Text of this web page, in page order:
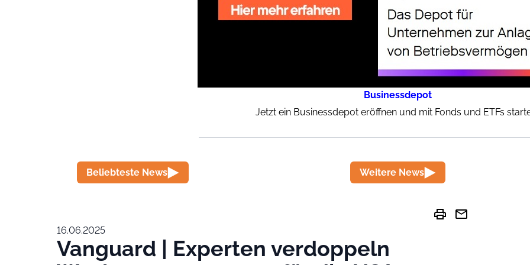
Businessdepot
Jetzt ein Businessdepot eröffnen und mit Fonds und ETFs
Beliebteste News Weitere News
print mail
16.06.2025
Vanguard | Experten verdoppeln